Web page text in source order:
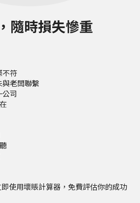
隨時損失慘重
不符
老闆聯繫
司
使用壞賬計算器，免費評估你的成功